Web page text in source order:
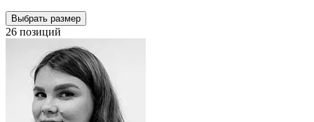
Выбрать размер
26 позиций